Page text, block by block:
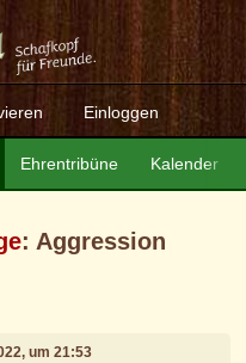
Einloggen
Ehrentribüne Kalender
: Aggression
um 21:53